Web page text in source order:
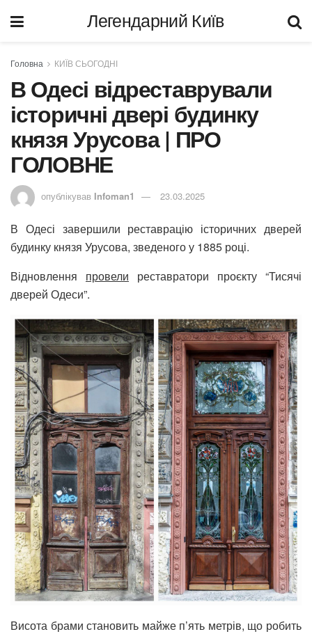
Легендарний Київ
Головна КИЇВ СЬОГОДНІ
В Одесі відреставрували
історичні двері будинку
князя Урусова | ПРО
ГОЛОВНЕ
опублікував Infoman1 23.03.2025
В Одесі завершили реставрацію історичних дверей
будинку князя Урусова, зведеного у 1885 році.
Відновлення провели реставратори проєкту “Тисячі
дверей Одеси”.
Висота брами становить майже п’ять метрів, що робить